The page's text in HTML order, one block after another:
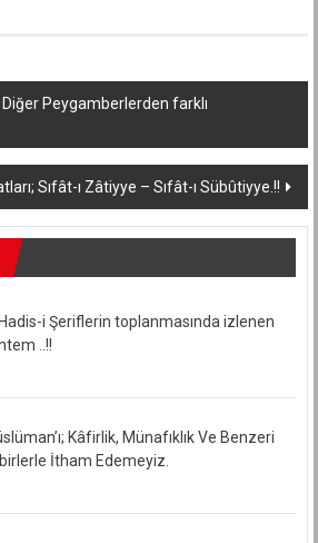
Peygamberlerden farklı
Sıfât-ı Zâtiyye – Sıfât-ı Sübûtiyye.!!
i Şeriflerin toplanmasında izlenen
..!!
Kâfirlik, Münafıklık Ve Benzeri
İtham Edemeyiz.